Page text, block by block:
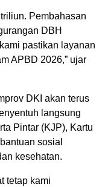
Pembahasan
DBH
pastikan layanan
APBD 2026,” ujar
DKI akan terus
langsung
Pintar (KJP), Kartu
sosial
kesehatan.
tetap kami